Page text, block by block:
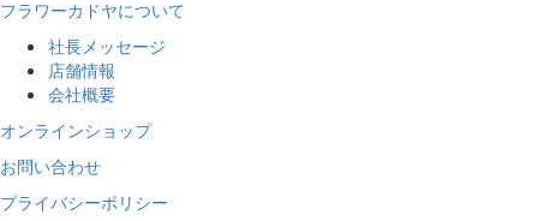
フラワーカドヤについて
社長メッセージ
店舗情報
会社概要
オンラインショップ
お問い合わせ
プライバシーポリシー